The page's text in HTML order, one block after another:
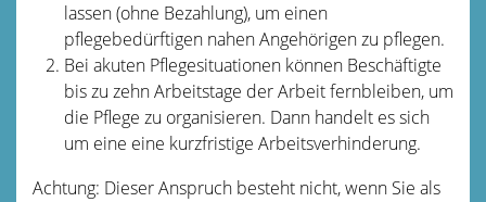
lassen (ohne Bezahlung), um einen
pflegebedürftigen nahen Angehörigen zu pflegen.
Bei akuten Pflegesituationen können Beschäftigte
bis zu zehn Arbeitstage der Arbeit fernbleiben, um
die Pflege zu organisieren. Dann handelt es sich
um eine eine kurzfristige Arbeitsverhinderung.
Achtung: Dieser Anspruch besteht nicht, wenn Sie als